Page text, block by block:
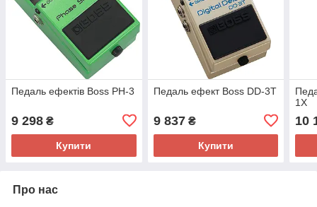
Педаль ефектів Boss PH-3
9 298 ₴
Купити
Педаль ефект Boss DD-3T
9 837₴
Купити
1X
10
Про нас